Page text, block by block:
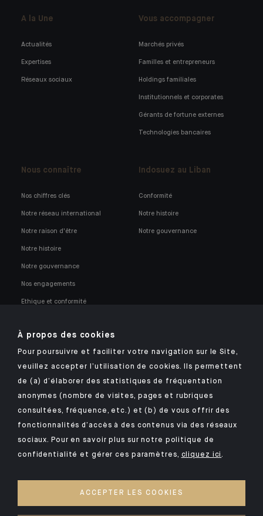
A la Une
Actualités
Expertises
Réseaux sociaux
Vous accompagner
Marchés privés
Familles et entrepreneurs
Holdings familiales
Institutionnels et corporates
Gérants de fortune externes
Technologies bancaires
Nous connaître
Nos chiffres clés
Notre réseau international
Notre raison d'être
Notre histoire
Notre gouvernance
Nos engagements
Ethique et conformité
Indosuez au Liban
Conformité
Notre histoire
Notre gouvernance
Retrouvez notre application mobile Indosuez
MENTIONS LÉGALES
À propos des cookies
Pour poursuivre et faciliter votre navigation sur le Site,
veuillez accepter l’utilisation de cookies. Ils permettent
de (a) d’élaborer des statistiques de fréquentation
anonymes (nombre de visites, pages et rubriques
consultées, fréquence, etc.) et (b) de vous offrir des
fonctionnalités d’accès à des contenus via des réseaux
sociaux. Pour en savoir plus sur notre politique de
confidentialité et gérer ces paramètres, cliquez ici.
ACCEPTER LES COOKIES